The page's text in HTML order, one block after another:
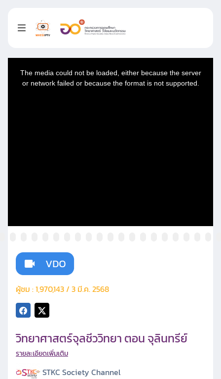
The media could not be loaded, either because the server
or network failed or because the format is not supported.
ผู้ชม : 1,970,143 / 3 มี.ค. 2568
วิทยาศาสตร์จุลชีววิทยา ตอน จุลินทรีย์
รายละเอียดเพิ่มเติม
STKC Society Channel